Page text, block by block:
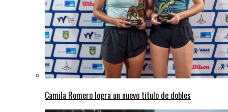
Camila Romero logra un nuevo título de dobles